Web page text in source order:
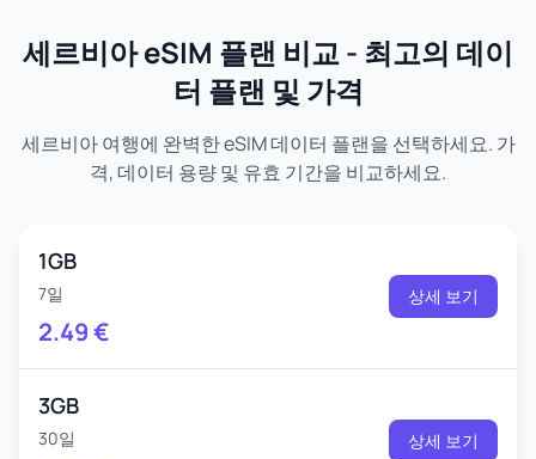
세르비아 eSIM 플랜 비교 - 최고의 데이
터 플랜 및 가격
세르비아 여행에 완벽한 eSIM 데이터 플랜을 선택하세요. 가
격, 데이터 용량 및 유효 기간을 비교하세요.
1GB
7일
2.49€
상세 보기
3GB
30일 상세 보기